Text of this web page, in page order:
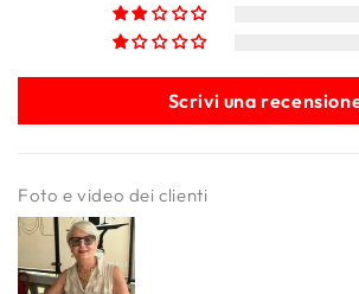
Scrivi una
Foto e video dei clienti